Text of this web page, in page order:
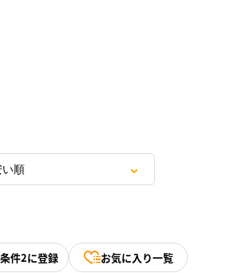
条件2に登録 お気に入り一覧